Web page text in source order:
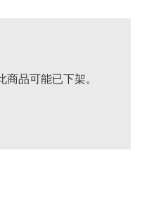
品可能已下架。